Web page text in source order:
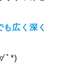
広く深く
ﾟ*)